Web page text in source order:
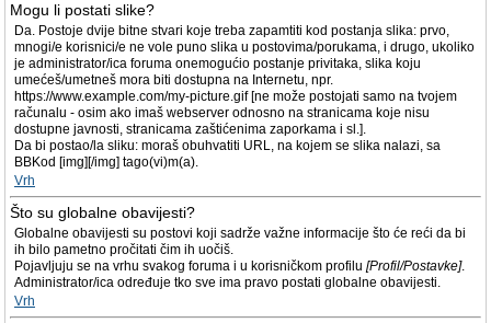
Mogu li postati slike?
Da. Postoje dvije bitne stvari koje treba zapamtiti kod postanja slika: prvo,
mnogi/e korisnici/e ne vole puno slika u postovima/porukama, i drugo, ukoliko
je administrator/ica foruma onemogućio postanje privitaka, slika koju
umećeš/umetneš mora biti dostupna na Internetu, npr.
https://www.example.com/my-picture.gif [ne može postojati samo na tvojem
računalu - osim ako imaš webserver odnosno na stranicama koje nisu
dostupne javnosti, stranicama zaštićenima zaporkama i sl.].
Da bi postao/la sliku: moraš obuhvatiti URL, na kojem se slika nalazi, sa
BBKod [img][/img] tago(vi)m(a).
Vrh
Što su globalne obavijesti?
Globalne obavijesti su postovi koji sadrže važne informacije što će reći da bi
ih bilo pametno pročitati čim ih uočiš.
Pojavljuju se na vrhu svakog foruma i u korisničkom profilu [Profil/Postavke].
Administrator/ica određuje tko sve ima pravo postati globalne obavijesti.
Vrh